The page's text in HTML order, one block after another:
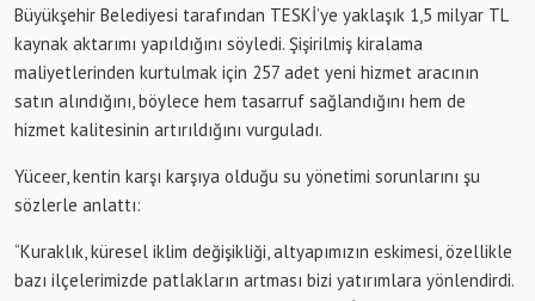
Büyükşehir Belediyesi tarafından TESKİ’ye yaklaşık 1,5 milyar TL
kaynak aktarımı yapıldığını söyledi. Şişirilmiş kiralama
maliyetlerinden kurtulmak için 257 adet yeni hizmet aracının
satın alındığını, böylece hem tasarruf sağlandığını hem de
hizmet kalitesinin artırıldığını vurguladı.
Yüceer, kentin karşı karşıya olduğu su yönetimi sorunlarını şu
sözlerle anlattı:
“Kuraklık, küresel iklim değişikliği, altyapımızın eskimesi, özellikle
bazı ilçelerimizde patlakların artması bizi yatırımlara yönlendirdi.